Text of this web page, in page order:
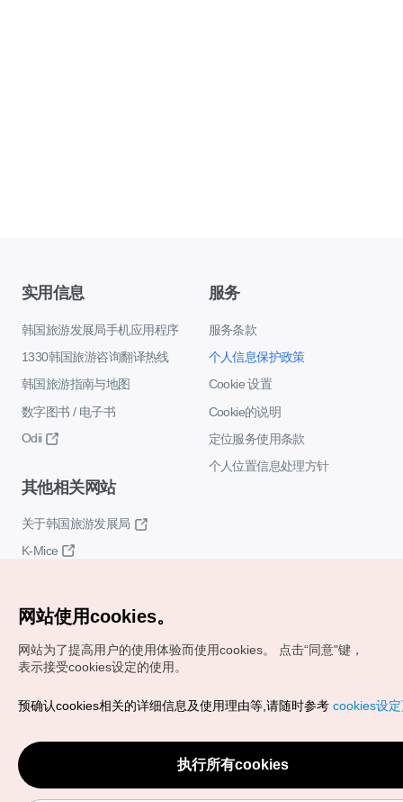
实用信息
韩国旅游发展局手机应用程序
1330韩国旅游咨询翻译热线
韩国旅游指南与地图
数字图书 / 电子书
Odii
服务
服务条款
个人信息保护政策
Cookie 设置
Cookie的说明
定位服务使用条款
个人位置信息处理方针
其他相关网站
关于韩国旅游发展局
K-Mice
Copyrights (c) 韩国旅游发展局版权所有
VISITKOREA官方邮箱
chnsim@knto.or.kr
网站使用cookies。
网站为了提高用户的使用体验而使用cookies。
点击“同意"键，
表示接受cookies设定的使用。
预确认cookies相关的详细信息及使用理由等,请随时参考 cookies设
执行所有cookies